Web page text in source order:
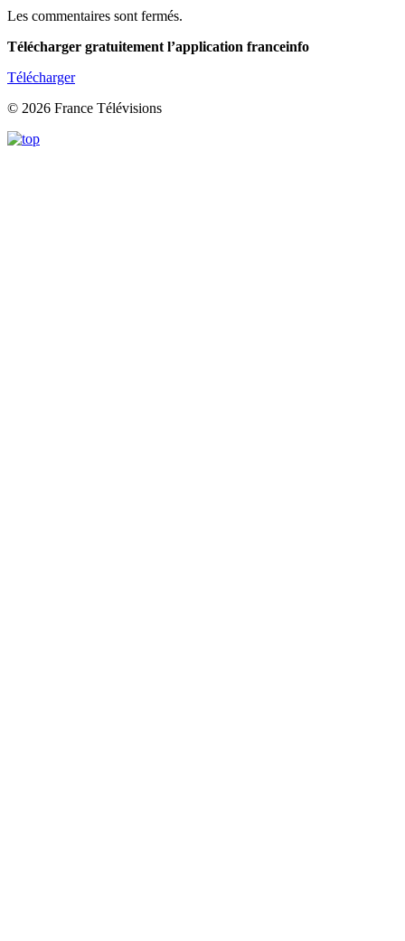
Les commentaires sont fermés.
Télécharger gratuitement l’application franceinfo
Télécharger
© 2026 France Télévisions